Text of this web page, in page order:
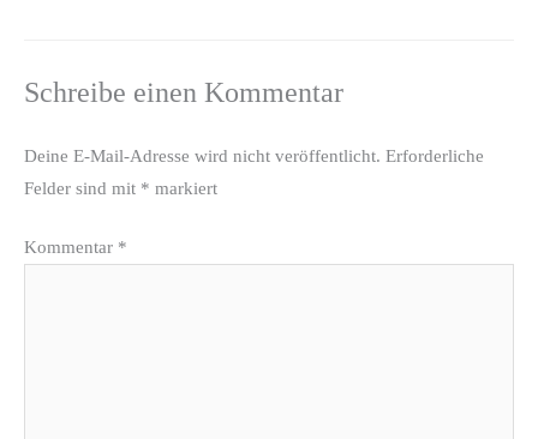
Schreibe einen Kommentar
Deine E-Mail-Adresse wird nicht veröffentlicht. Erforderliche
Felder sind mit * markiert
Kommentar *